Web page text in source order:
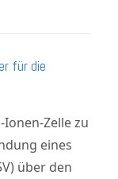
für die
Zelle zu
eines
über den